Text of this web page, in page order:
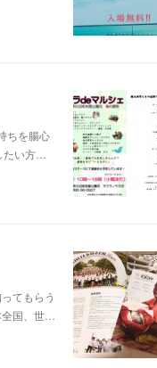
ちを腸心
い方…
てもらう
国、世…